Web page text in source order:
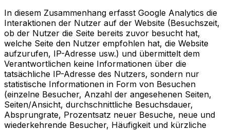
In diesem Zusammenhang erfasst Google Analytics die
Interaktionen der Nutzer auf der Website (Besuchszeit,
ob der Nutzer die Seite bereits zuvor besucht hat,
welche Seite den Nutzer empfohlen hat, die Website
aufzurufen, IP-Adresse usw.) und übermittelt dem
Verantwortlichen keine Informationen über die
tatsächliche IP-Adresse des Nutzers, sondern nur
statistische Informationen in Form von Besuchen
(einzelne Besucher, Anzahl der angesehenen Seiten,
Seiten/Ansicht, durchschnittliche Besuchsdauer,
Absprungrate, Prozentsatz neuer Besuche, neue und
wiederkehrende Besucher, Häufigkeit und kürzliche